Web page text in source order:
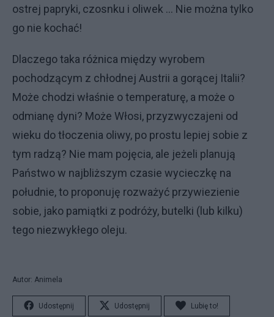
ostrej papryki, czosnku i oliwek ... Nie można tylko
go nie kochać!
Dlaczego taka różnica między wyrobem
pochodzącym z chłodnej Austrii a gorącej Italii?
Może chodzi właśnie o temperaturę, a może o
odmianę dyni? Może Włosi, przyzwyczajeni od
wieku do tłoczenia oliwy, po prostu lepiej sobie z
tym radzą? Nie mam pojęcia, ale jeżeli planują
Państwo w najbliższym czasie wycieczkę na
południe, to proponuję rozważyć przywiezienie
sobie, jako pamiątki z podróży, butelki (lub kilku)
tego niezwykłego oleju.
Autor: Animela
Udostępnij Udostępnij Lubię to!